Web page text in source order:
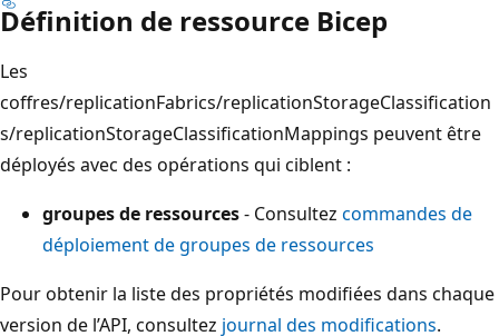
Définition de ressource Bicep
Les
coffres/replicationFabrics/replicationStorageClassification
s/replicationStorageClassificationMappings peuvent être
déployés avec des opérations qui ciblent :
groupes de ressources- Consultez commandes de
déploiement de groupes de ressources
Pour obtenir la liste des propriétés modifiées dans chaque
version de l’API, consultez journal des modifications.